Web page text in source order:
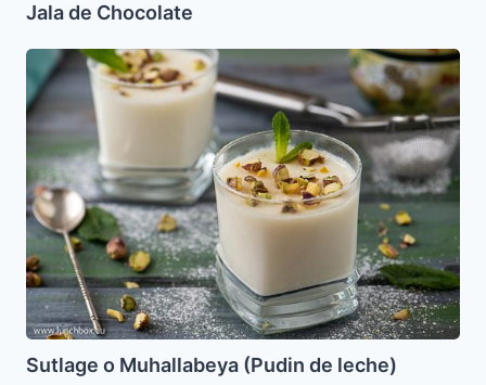
Jala de Chocolate
Sutlage
o
Muhallabeya
(Pudin
de
leche)
Sutlage o Muhallabeya (Pudin de leche)